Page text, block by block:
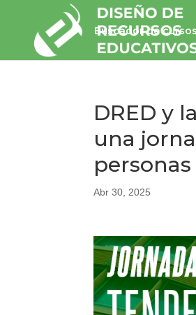
Buscador de cursos
DRED y
una
personas
Abr 30, 2025